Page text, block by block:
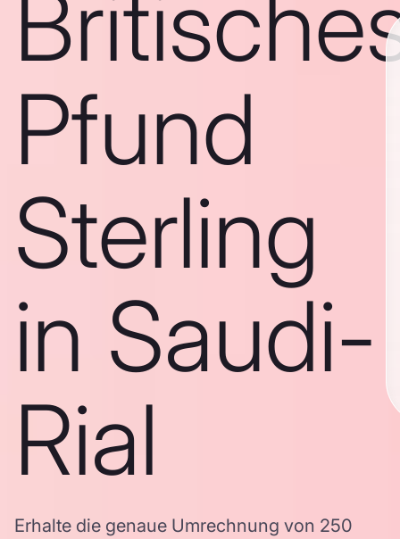
Pfund
Sterling
in Saudi-
Rial
Erhalte die genaue Umrechnung von 250